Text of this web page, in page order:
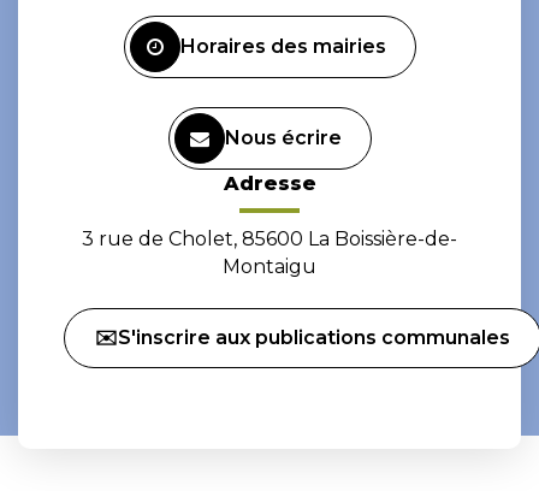
Horaires des mairies
Nous écrire
Adresse
3 rue de Cholet, 85600 La Boissière-de-
Montaigu
✉️S'inscrire aux publications communales